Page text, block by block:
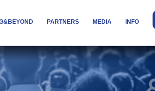
PARTNERS MEDIA INFO